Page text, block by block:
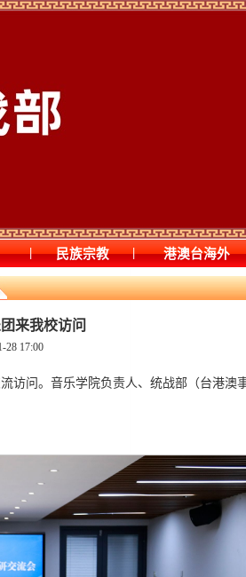
| 民族宗教 | 港澳台海外
来我校访问
28 17:00
访问。音乐学院负责人、统战部（台港澳